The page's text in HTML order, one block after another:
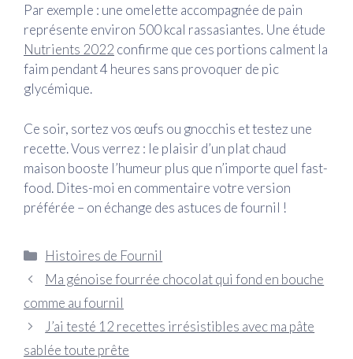
Par exemple : une omelette accompagnée de pain
représente environ 500 kcal rassasiantes. Une étude
Nutrients 2022confirme que ces portions calment la
faim pendant 4 heures sans provoquer de pic
glycémique.
Ce soir, sortez vos œufs ou gnocchis et testez une
recette. Vous verrez : le plaisir d’un plat chaud
maison booste l’humeur plus que n’importe quel fast-
food. Dites-moi en commentaire votre version
préférée – on échange des astuces de fournil !
Catégories
Histoires de Fournil
Ma génoise fourrée chocolat qui fond en bouche
comme au fournil
J’ai testé 12 recettes irrésistibles avec ma pâte
sablée toute prête